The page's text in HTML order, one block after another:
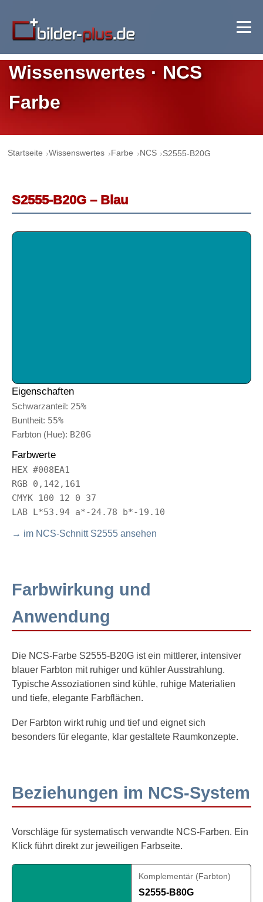
Wissenswertes · NCS
Farbe
Startseite Wissenswertes Farbe NCS S2555-B20G
S2555-B20G – Blau
Eigenschaften
Schwarzanteil: 25%
Buntheit: 55%
Farbton (Hue): B20G
Farbwerte
HEX #008EA1
RGB 0,142,161
CMYK 100 12 0 37
LAB L*53.94 a*-24.78 b*-19.10
→ im NCS-Schnitt S2555 ansehen
Farbwirkung und
Anwendung
Die NCS-Farbe S2555-B20G ist ein mittlerer, intensiver
blauer Farbton mit ruhiger und kühler Ausstrahlung.
Typische Assoziationen sind kühle, ruhige Materialien
und tiefe, elegante Farbflächen.
Der Farbton wirkt ruhig und tief und eignet sich
besonders für elegante, klar gestaltete Raumkonzepte.
Beziehungen im NCS-System
Vorschläge für systematisch verwandte NCS-Farben. Ein
Klick führt direkt zur jeweiligen Farbseite.
Komplementär (Farbton)
S2555-B80G